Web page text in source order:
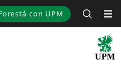
con UPM